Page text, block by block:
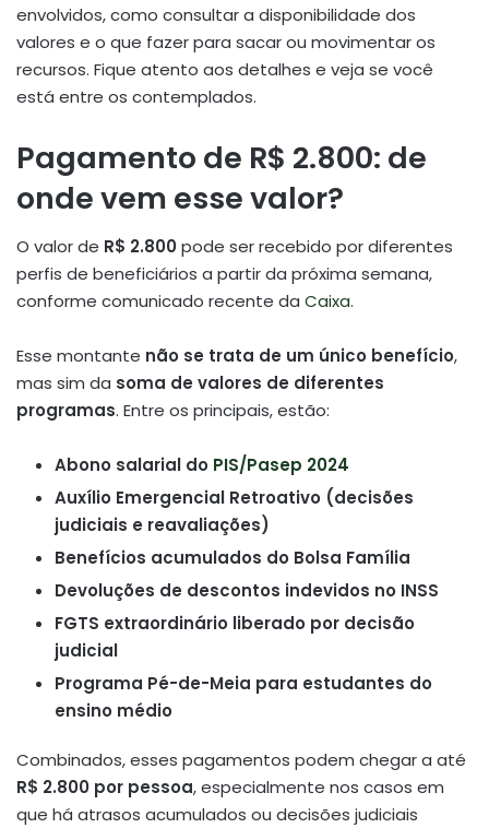
envolvidos, como consultar a disponibilidade dos
valores e o que fazer para sacar ou movimentar os
recursos. Fique atento aos detalhes e veja se você
está entre os contemplados.
Pagamento de R$ 2.800: de
onde vem esse valor?
O valor de R$ 2.800pode ser recebido por diferentes
perfis de beneficiários a partir da próxima semana,
conforme comunicado recente da Caixa.
Esse montante não se trata de um único benefício,
mas sim da soma de valores de diferentes
programas. Entre os principais, estão:
Abono salarial do PIS/Pasep 2024
Auxílio Emergencial Retroativo (decisões
judiciais e reavaliações)
Benefícios acumulados do Bolsa Família
Devoluções de descontos indevidos no INSS
FGTS extraordinário liberado por decisão
judicial
Programa Pé-de-Meia para estudantes do
ensino médio
Combinados, esses pagamentos podem chegar a até
R$ 2.800 por pessoa, especialmente nos casos em
que há atrasos acumulados ou decisões judiciais